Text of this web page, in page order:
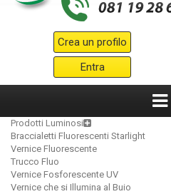
Crea un profilo
Entra
Prodotti Luminosi
Braccialetti Fluorescenti Starlight
Vernice Fluorescente
Trucco Fluo
Vernice Fosforescente UV
Vernice che si Illumina al Buio